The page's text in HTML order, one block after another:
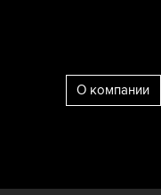
О компании